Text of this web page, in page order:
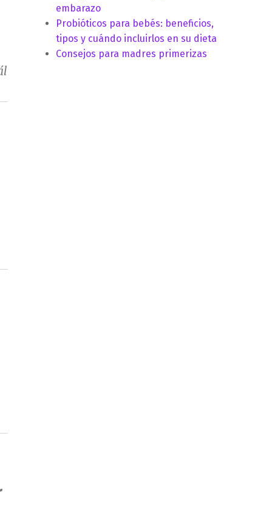
embarazo
Probióticos para bebés: beneficios,
tipos y cuándo incluirlos en su dieta
Consejos para madres primerizas